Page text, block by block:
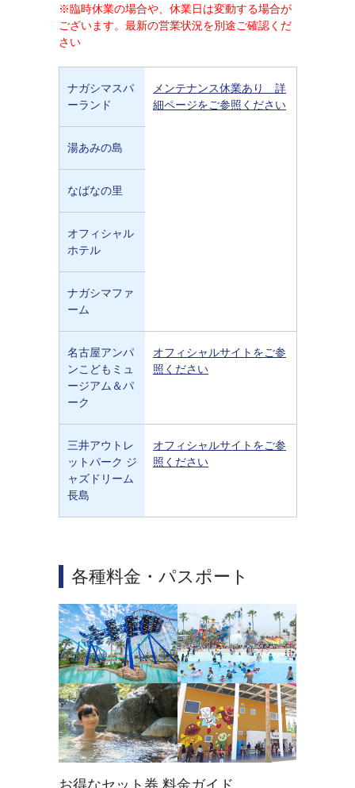
※臨時休業の場合や、休業日は変動する場合が
ございます。最新の営業状況を別途ご確認くだ
さい
ナガシマスパ
ーランド
メンテナンス休業あり 詳
細ページをご参照ください
湯あみの島
なばなの里
オフィシャル
ホテル
ナガシマファ
ーム
名古屋アンパ
ンこどもミュ
ージアム＆パ
ーク
オフィシャルサイトをご参
照ください
三井アウトレ
ットパーク ジ
ャズドリーム
長島
オフィシャルサイトをご参
照ください
各種料金・パスポート